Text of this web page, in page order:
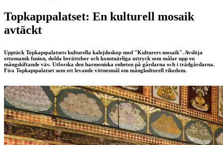
Topkapıpalatset: En kulturell mosaik
avtäckt
Upptäck Topkapıpalatsets kulturella kalejdoskop med "Kulturers mosaik". Avslöja
ottomansk fusion, dolda berättelser och konstnärliga uttryck som målar upp en
mångskiftande väv. Utforska den harmoniska enheten på gårdarna och i trädgårdarna.
Fira Topkapıpalatset som ett levande vittnesmål om mångkulturell rikedom.